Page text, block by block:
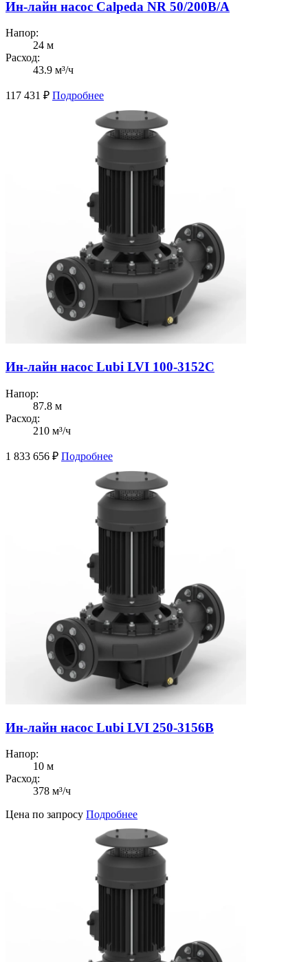
Ин-лайн насос Calpeda NR 50/200B/A
Напор:
24 м
Расход:
43.9 м³/ч
117 431 ₽ Подробнее
Ин-лайн насос Lubi LVI 100-3152C
Напор:
87.8 м
Расход:
210 м³/ч
1 833 656 ₽ Подробнее
Ин-лайн насос Lubi LVI 250-3156B
Напор:
10 м
Расход:
378 м³/ч
Цена по запросу Подробнее